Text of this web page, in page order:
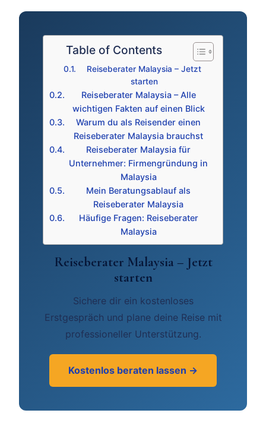
Table of Contents
Reiseberater Malaysia – Jetzt
starten
Reiseberater Malaysia – Alle
wichtigen Fakten auf einen Blick
Warum du als Reisender einen
Reiseberater Malaysia brauchst
Reiseberater Malaysia für
Unternehmer: Firmengründung in
Malaysia
Mein Beratungsablauf als
Reiseberater Malaysia
Häufige Fragen: Reiseberater
Malaysia
Reiseberater Malaysia – Jetzt
starten
Sichere dir ein kostenloses
Erstgespräch und plane deine Reise mit
professioneller Unterstützung.
Kostenlos beraten lassen →